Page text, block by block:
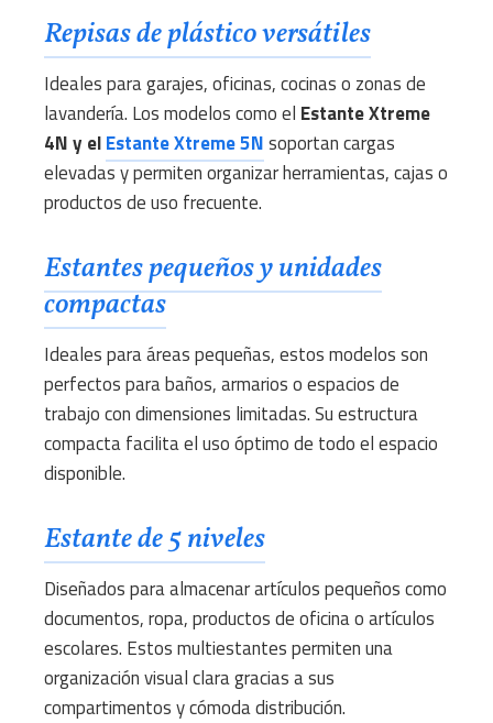
Repisas de plástico versátiles
Ideales para garajes, oficinas, cocinas o zonas de
lavandería. Los modelos como el Estante Xtreme
4N y elEstante Xtreme 5Nsoportan cargas
elevadas y permiten organizar herramientas, cajas o
productos de uso frecuente.
Estantes pequeños y unidades
compactas
Ideales para áreas pequeñas, estos modelos son
perfectos para baños, armarios o espacios de
trabajo con dimensiones limitadas. Su estructura
compacta facilita el uso óptimo de todo el espacio
disponible.
Estante de 5 niveles
Diseñados para almacenar artículos pequeños como
documentos, ropa, productos de oficina o artículos
escolares. Estos multiestantes permiten una
organización visual clara gracias a sus
compartimentos y cómoda distribución.